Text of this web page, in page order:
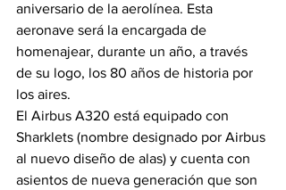
aniversario de la aerolínea. Esta
aeronave será la encargada de
homenajear, durante un año, a través
de su logo, los 80 años de historia por
los aires.
El Airbus A320 está equipado con
Sharklets (nombre designado por Airbus
al nuevo diseño de alas) y cuenta con
asientos de nueva generación que son